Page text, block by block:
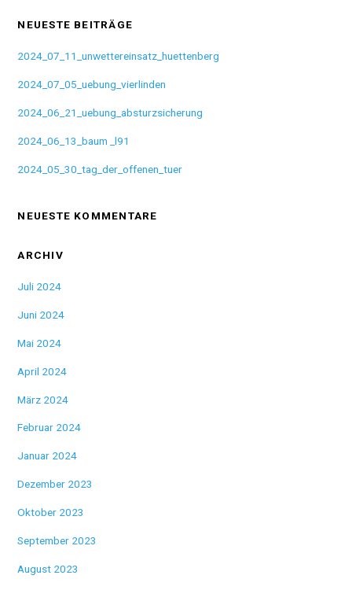
NEUESTE BEITRÄGE
2024_07_11_unwettereinsatz_huettenberg
2024_07_05_uebung_vierlinden
2024_06_21_uebung_absturzsicherung
2024_06_13_baum _l91
2024_05_30_tag_der_offenen_tuer
NEUESTE KOMMENTARE
ARCHIV
Juli 2024
Juni 2024
Mai 2024
April 2024
März 2024
Februar 2024
Januar 2024
Dezember 2023
Oktober 2023
September 2023
August 2023